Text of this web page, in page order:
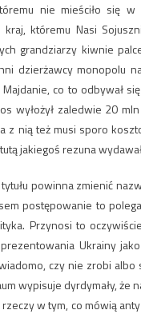
nie mieściło się w
któremu Nasi
grandziarzy kiwnie
dzierżawcy monopolu
co to odbywał
wyłożył zaledwie 20
z nią też musi sporo
jakiegoś rezuna
powinna zmienić
postępowanie to
Przynosi to
Ukrainy
czy nie zrobi
wypisuje dyrdymały, że
w tym, co mówią